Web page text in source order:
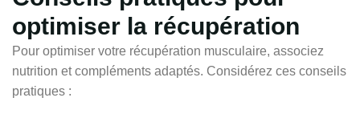
optimiser la récupération
Pour optimiser votre récupération musculaire, associez
nutrition et compléments adaptés. Considérez ces conseils
pratiques :